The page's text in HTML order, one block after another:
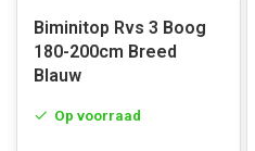
Biminitop Rvs 3 Boog
180-200cm Breed
Blauw
Op voorraad